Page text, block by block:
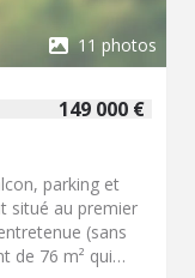
11 photos
149 000 €
parking et
situé au premier
(sans
de 76 m² qui